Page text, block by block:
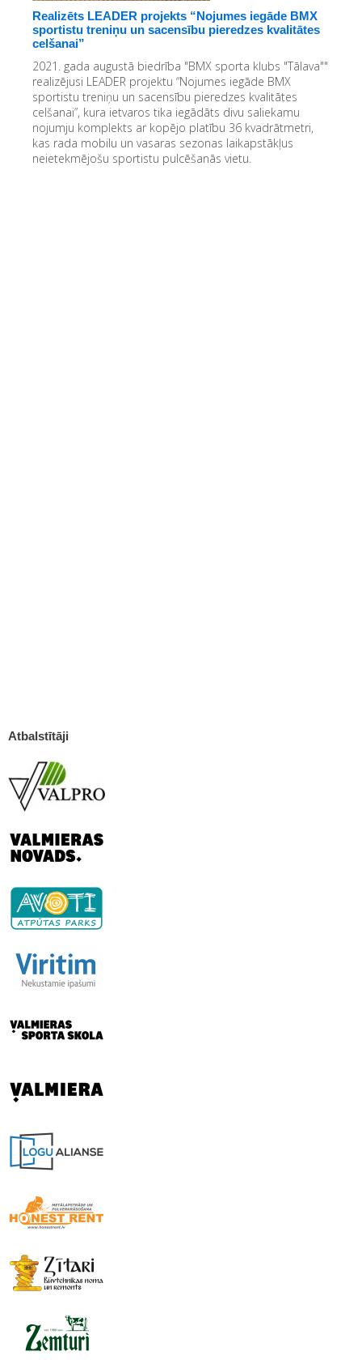
Realizēts LEADER projekts “Nojumes iegāde BMX
sportistu treniņu un sacensību pieredzes kvalitātes
celšanai”
2021. gada augustā biedrība "BMX sporta klubs "Tālava""
realizējusi LEADER projektu “Nojumes iegāde BMX
sportistu treniņu un sacensību pieredzes kvalitātes
celšanai”, kura ietvaros tika iegādāts divu saliekamu
nojumju komplekts ar kopējo platību 36 kvadrātmetri,
kas rada mobilu un vasaras sezonas laikapstākļus
neietekmējošu sportistu pulcēšanās vietu.
Atbalstītāji